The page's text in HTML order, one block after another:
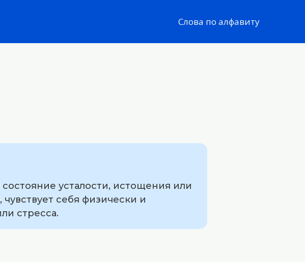
Слова по алфавиту
усталости, истощения или
себя физически и
стресса.